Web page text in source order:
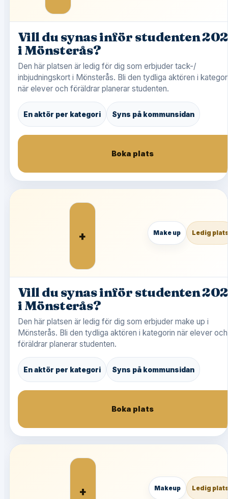
Vill du synas inför studenten
i Mönsterås?
Den här platsen är ledig för dig som erbjuder tack-/
inbjudningskort i Mönsterås. Bli den tydliga aktören i
när elever och föräldrar planerar studenten.
En aktör per kategori Syns på kommunsidan
Boka plats
+ Make up Ledig
Vill du synas inför studenten
i Mönsterås?
Den här platsen är ledig för dig som erbjuder make up i
Mönsterås. Bli den tydliga aktören i kategorin när elever och
föräldrar planerar studenten.
En aktör per kategori Syns på kommunsidan
Boka plats
+ Makeup Ledig